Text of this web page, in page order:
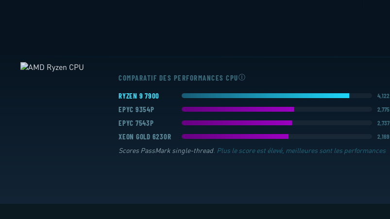
COMPARATIF DES PERFORMANCES CPUⒾ
RYZEN 9 7900 4,122
EPYC 9354P 2,775
EPYC 7543P 2,737
XEON GOLD 6230R 2,169
Scores PassMark single-thread. Plus le score est élevé, meilleures sont les performances